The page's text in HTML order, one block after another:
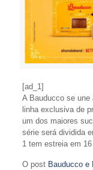
[ad_1]
A Bauducco se une
linha exclusiva de
um dos maiores
série será dividida
1 tem estreia em
O post Bauducco e